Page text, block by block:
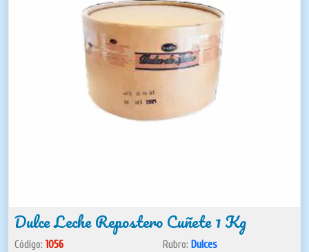
Dulce Leche Repostero Cuñete 1 Kg
Código: 1056
Rubro: Dulces